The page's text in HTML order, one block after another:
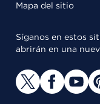
Mapa del sitio
Síganos en estos
abrirán en una